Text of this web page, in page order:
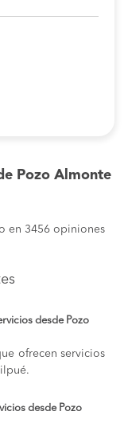
Pozo Almonte
en 3456 opiniones
desde Pozo
ofrecen servicios
desde Pozo